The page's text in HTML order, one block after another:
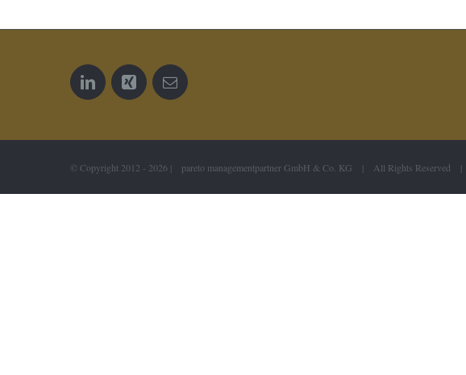
© Copyright 2012 - 2026 | pareto managementpartner GmbH & Co. KG | All Rights Reserved |